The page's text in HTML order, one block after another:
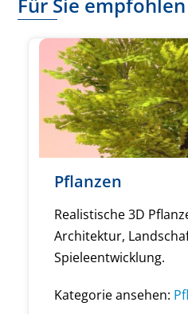
Pflanzen
Realistische 3D
Architektur,
Spieleentwicklung.
Kategorie ansehen: